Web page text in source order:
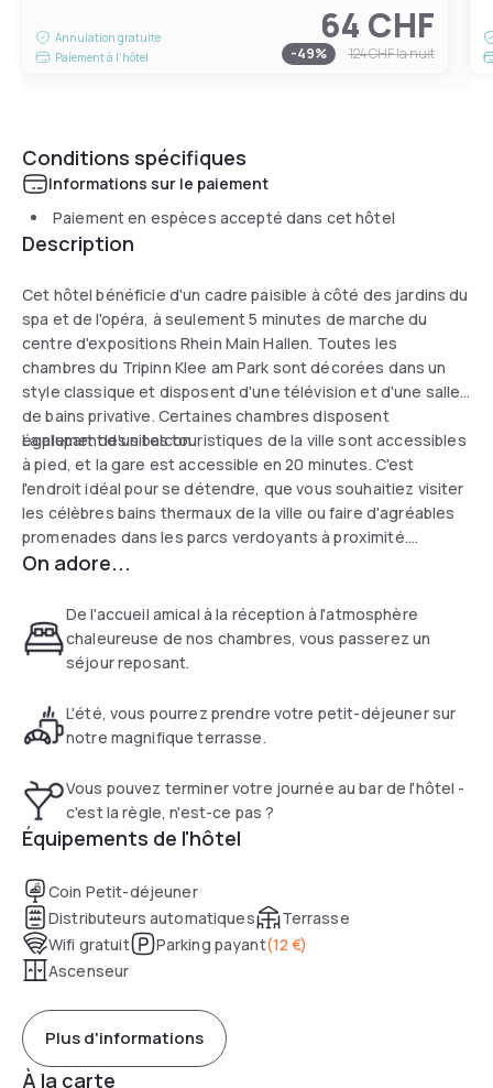
Annulation gratuite
Paiement à l'hôtel
64 CHF
-49% 124 CHFla nuit
Conditions spécifiques
Informations sur le paiement
Paiement en espèces accepté dans cet hôtel
Description
Cet hôtel bénéficie d'un cadre paisible à côté des jardins du
spa et de l'opéra, à seulement 5 minutes de marche du
centre d'expositions Rhein Main Hallen. Toutes les
chambres du Tripinn Klee am Park sont décorées dans un
style classique et disposent d'une télévision et d'une salle
de bains privative. Certaines chambres disposent
également d'un balcon.
La plupart des sites touristiques de la ville sont accessibles
à pied, et la gare est accessible en 20 minutes. C'est
l'endroit idéal pour se détendre, que vous souhaitiez visiter
les célèbres bains thermaux de la ville ou faire d'agréables
promenades dans les parcs verdoyants à proximité.
L'emplacement de l'hôtel sur une petite colline vous permet
On adore...
De l'accueil amical à la réception à l'atmosphère
chaleureuse de nos chambres, vous passerez un
séjour reposant.
L'été, vous pourrez prendre votre petit-déjeuner sur
notre magnifique terrasse.
Vous pouvez terminer votre journée au bar de l'hôtel -
c'est la règle, n'est-ce pas ?
Équipements de l'hôtel
Coin Petit-déjeuner
Distributeurs automatiques
Terrasse
Wifi gratuit
Parking payant(12 €)
Ascenseur
Plus d'informations
À la carte